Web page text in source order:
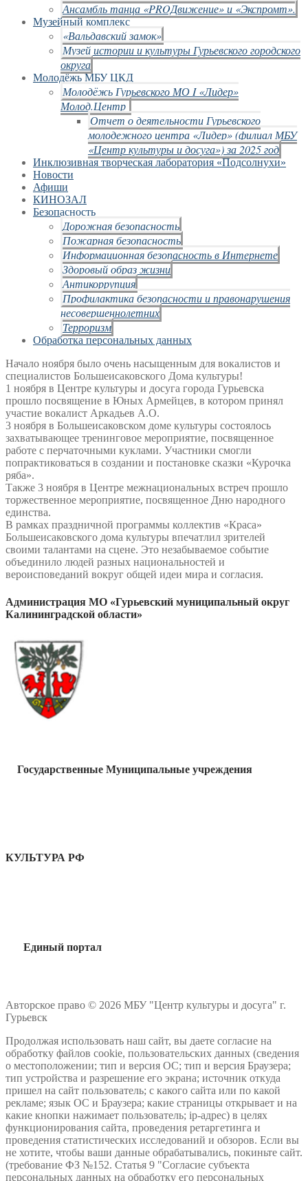
Ансамбль танца «PROДвижение» и «Экспромт».
Музейный комплекс
«Вальдавский замок»
Музей истории и культуры Гурьевского городского
округа
Молодёжь МБУ ЦКД
Молодёжь Гурьевского МО I «Лидер»
Молод.Центр
Отчет о деятельности Гурьевского
молодежного центра «Лидер» (филиал МБУ
«Центр культуры и досуга») за 2025 год
Инклюзивная творческая лаборатория «Подсолнухи»
Новости
Афиши
КИНОЗАЛ
Безопасность
Дорожная безопасность
Пожарная безопасность
Информационная безопасность в Интернете
Здоровый образ жизни
Антикоррупция
Профилактика безопасности и правонарушения
несовершеннолетних
Терроризм
Обработка персональных данных
Начало ноября было очень насыщенным для вокалистов и
специалистов Большеисаковского Дома культуры!
1 ноября в Центре культуры и досуга города Гурьевска
прошло посвящение в Юных Армейцев, в котором принял
участие вокалист Аркадьев А.О.
3 ноября в Большеисаковском доме культуры состоялось
захватывающее тренинговое мероприятие, посвященное
работе с перчаточными куклами. Участники смогли
попрактиковаться в создании и постановке сказки «Курочка
ряба».
Также 3 ноября в Центре межнациональных встреч прошло
торжественное мероприятие, посвященное Дню народного
единства.
В рамках праздничной программы коллектив «Краса»
Большеисаковского дома культуры впечатлил зрителей
своими талантами на сцене. Это незабываемое событие
объединило людей разных национальностей и
вероисповеданий вокруг общей идеи мира и согласия.
Администрация МО «Гурьевский муниципальный округ
Калининградской области»
Государственные Муниципальные учреждения
КУЛЬТУРА РФ
Единый портал
Авторское право © 2026 МБУ "Центр культуры и досуга" г.
Гурьевск
Продолжая использовать наш сайт, вы даете согласие на
обработку файлов cookie, пользовательских данных (сведения
о местоположении; тип и версия ОС; тип и версия Браузера;
тип устройства и разрешение его экрана; источник откуда
пришел на сайт пользователь; с какого сайта или по какой
рекламе; язык ОС и Браузера; какие страницы открывает и на
какие кнопки нажимает пользователь; ip-адрес) в целях
функционирования сайта, проведения ретаргетинга и
проведения статистических исследований и обзоров. Если вы
не хотите, чтобы ваши данные обрабатывались, покиньте сайт.
(требование ФЗ №152. Статья 9 "Согласие субъекта
персональных данных на обработку его персональных